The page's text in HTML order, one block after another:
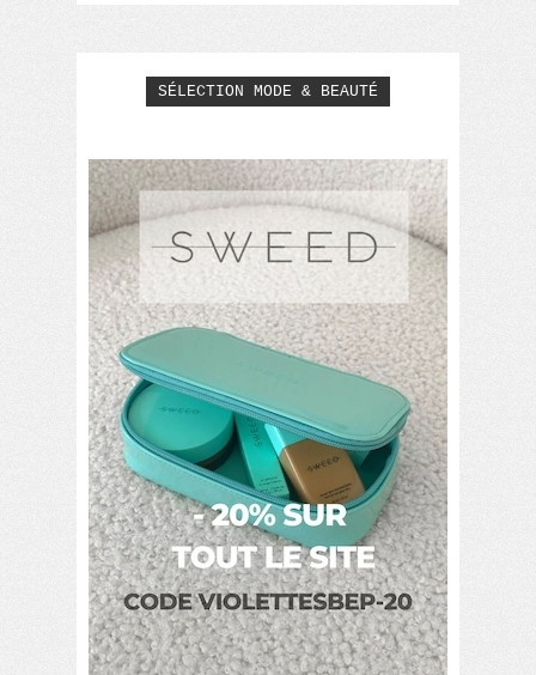
SÉLECTION MODE & BEAUTÉ